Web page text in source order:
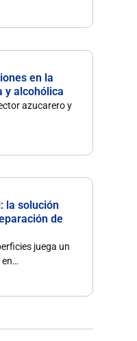
en la
y alcohólica
azucarero y
la solución
de
juega un
en…